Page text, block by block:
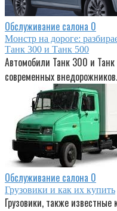
Обслуживание салона 0
Монстр на дороге:
Танк 300 и Танк 500
Автомобили Танк 300 и
современных
Обслуживание салона 0
Грузовики и как их купить
Грузовики, также известные